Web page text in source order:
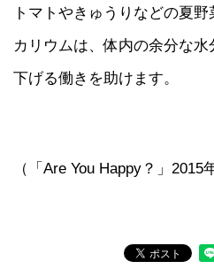
トマトやきゅうりなどの夏
カリウムは、体内の余分な
下げる働きを助けます。
（「Are You Happy？」2015